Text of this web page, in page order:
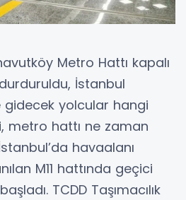
Metro Hattı kapalı
İstanbul
gidecek yolcular hangi
metro hattı ne zaman
havaalanı
M11 hattında geçici
TCDD Taşımacılık